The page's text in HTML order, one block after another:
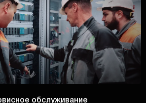
обслуживание